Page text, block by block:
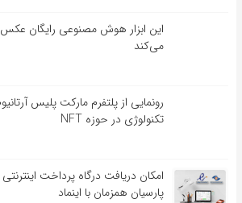
این ابزار هوش مصنوعی رایگان
می‌کند
رونمایی از پلتفرم مارکت پلیس
تکنولوژی در حوزه NFT
امکان دریافت درگاه پرداخت
پارسیان همزمان با اینماد